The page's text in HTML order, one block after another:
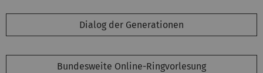
Dialog der Generationen
Bundesweite Online-Ringvorlesung